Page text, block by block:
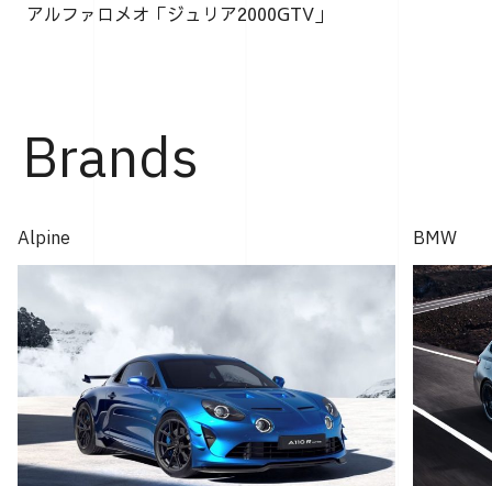
アルファロメオ「ジュリア2000GTV」
Brands
Alpine BMW